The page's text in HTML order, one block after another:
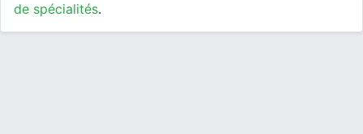
de spécialités.